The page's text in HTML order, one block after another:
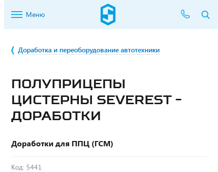
Меню
Доработка и переоборудование автотехники
ПОЛУПРИЦЕПЫ
ЦИСТЕРНЫ SEVEREST -
ДОРАБОТКИ
Доработки для ППЦ (ГСМ)
Код: 5441